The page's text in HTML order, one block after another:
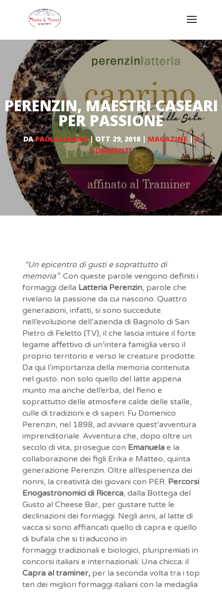
PERENZIN, MAESTRI CASEARI
PER PASSIONE
DAPAOLACERANA|OTT 29, 2018| MAGAZINE |0
COMMENTI
“Un epicentro di gusti e soprattutto di
memoria”. Con queste parole vengono definiti i
formaggi della Latteria Perenzin, parole che
rivelano la passione da cui nascono. Quattro
generazioni, infatti, si sono succedute
nell’evoluzione dell’azienda di Bagnolo di San
Pietro di Feletto (TV), il che lascia intuire il forte
legame affettivo di un’intera famiglia verso il
proprio territorio e verso le creature prodotte.
Da qui l’importanza della memoria contenuta
nel gusto: non solo quello del latte appena
munto ma anche dell’erba, del fieno e
soprattutto delle atmosfere calde delle stalle,
culle di tradizioni e di saperi. Fu Domenico
Perenzin, nel 1898, ad avviare quest’avventura
imprenditoriale. Avventura che, dopo oltre un
secolo di vita, prosegue con Emanuelae la
collaborazione dei figli Erika e Matteo, quinta
generazione Perenzin. Oltre all’esperienza dei
nonni, la creatività dei giovani con PER: Percorsi
Enogastronomici di Ricerca, dalla Bottega del
Gusto al Cheese Bar, per gustare tutte le
declinazioni dei formaggi. Negli anni, al latte di
vacca si sono affiancati quello di capra e quello
di bufala che si traducono in
formaggi tradizionali e biologici, pluripremiati in
concorsi italiani e internazionali. Una chicca: il
Capra al traminer,per la seconda volta tra i top
ten dei migliori formaggi italiani con la medaglia